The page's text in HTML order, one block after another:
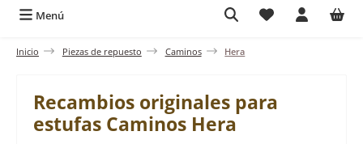
Menú Tienes 0
Inicio Piezas de repuesto Caminos Hera
Recambios originales para
estufas Caminos Hera